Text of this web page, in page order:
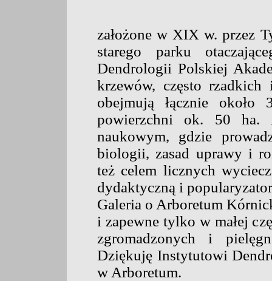
założone w XIX w. przez
starego parku
Dendrologii Polskiej
krzewów, często
obejmują łącznie
powierzchni ok. 50 ha.
naukowym, gdzie
biologii, zasad uprawy i
też celem licznych
dydaktyczną i
Galeria o Arboretum
i zapewne tylko w małej
zgromadzonych i
Dziękuję Instytutowi
w Arboretum.